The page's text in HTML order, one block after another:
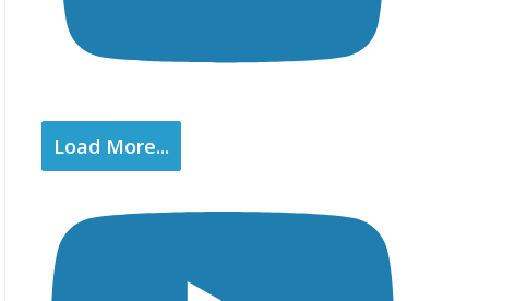
Load More...